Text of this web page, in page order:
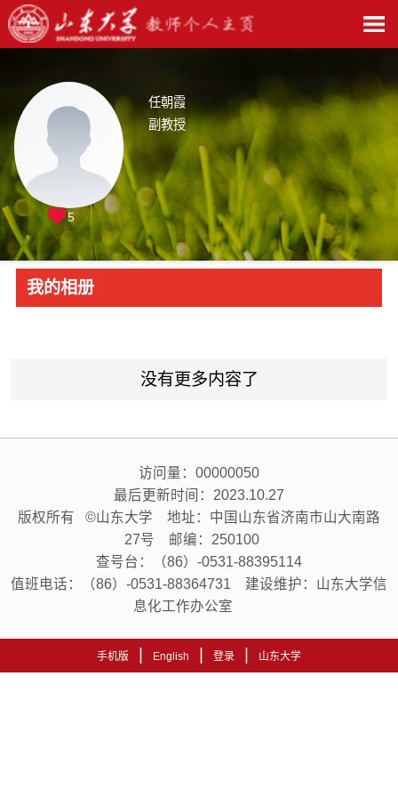
任朝霞
副教授
5
我的相册
没有更多内容了
访问量： 00000050
最后更新时间： 2023.10.27
版权所有 ©山东大学 地址：中国山东省济南市山大南路
27号 邮编：250100
查号台：（86）-0531-88395114
值班电话：（86）-0531-88364731 建设维护：山东大学信
息化工作办公室
手机版 | English | 登录 | 山东大学